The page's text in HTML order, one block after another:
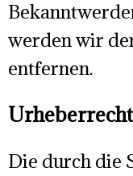
werden wir
entfernen.
Die durch die